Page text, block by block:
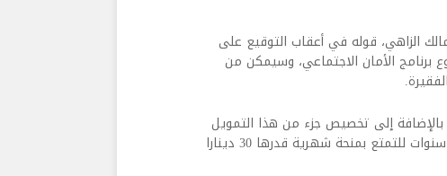
الزاهي، قوله في أعقاب التوقيع على
الأمان الاجتماعي، وسيمكن من
إلى تخصيص جزء من هذا التمويل
لفائدة العائلات الفقيرة التي لديها أطفال من دون الست سنوات للتمتع بمنحة شهرية قدرها 30 دينارا